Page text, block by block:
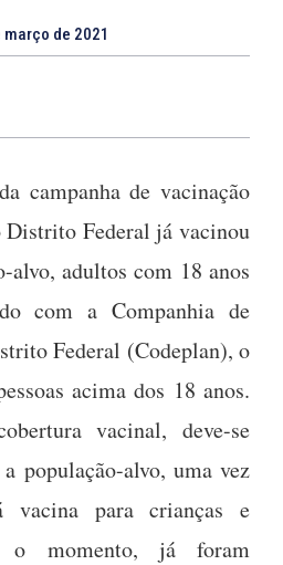
março de 2021
campanha de vacinação
Federal já vacinou
alvo, adultos com 18 anos
com a Companhia de
Federal (Codeplan), o
acima dos 18 anos.
vacinal, deve-se
população-alvo, uma vez
vacina para crianças e
o momento, já foram